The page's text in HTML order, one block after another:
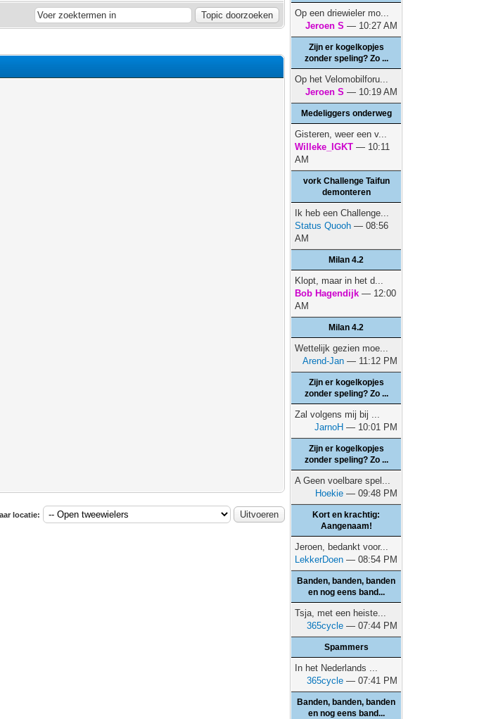
locatie:
Op een driewieler mo...
Jeroen S — 10:27 AM
Zijn er kogelkopjes
zonder speling? Zo ...
Op het Velomobilforu...
Jeroen S — 10:19 AM
Medeliggers onderweg
Gisteren, weer een v...
Willeke_IGKT — 10:11
AM
vork Challenge Taifun
demonteren
Ik heb een Challenge...
Status Quooh — 08:56
AM
Milan 4.2
Klopt, maar in het d...
Bob Hagendijk — 12:00
AM
Milan 4.2
Wettelijk gezien moe...
Arend-Jan — 11:12 PM
Zijn er kogelkopjes
zonder speling? Zo ...
Zal volgens mij bij ...
JarnoH — 10:01 PM
Zijn er kogelkopjes
zonder speling? Zo ...
A Geen voelbare spel...
Hoekie — 09:48 PM
Kort en krachtig:
Aangenaam!
Jeroen, bedankt voor...
LekkerDoen — 08:54 PM
Banden, banden, banden
en nog eens band...
Tsja, met een heiste...
365cycle — 07:44 PM
Spammers
In het Nederlands ...
365cycle — 07:41 PM
Banden, banden, banden
en nog eens band...